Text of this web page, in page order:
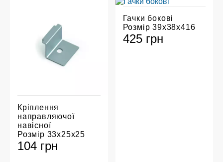
Кріплення
направляючої
навісної
Розмір 33х25х25
104 грн
Гачки бокові
Розмір 39х38х416
425 грн